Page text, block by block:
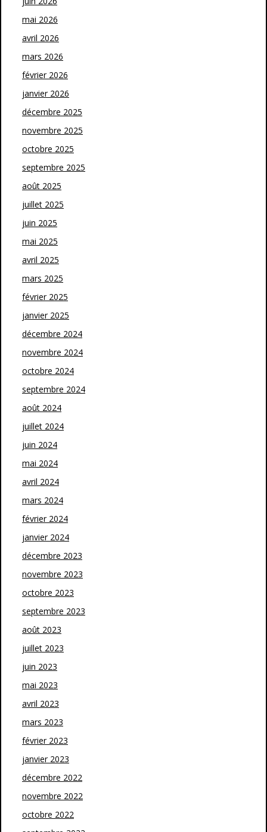
mai 2026
avril 2026
mars 2026
février 2026
janvier 2026
décembre 2025
novembre 2025
octobre 2025
septembre 2025
août 2025
juillet 2025
juin 2025
mai 2025
avril 2025
mars 2025
février 2025
janvier 2025
décembre 2024
novembre 2024
octobre 2024
septembre 2024
août 2024
juillet 2024
juin 2024
mai 2024
avril 2024
mars 2024
février 2024
janvier 2024
décembre 2023
novembre 2023
octobre 2023
septembre 2023
août 2023
juillet 2023
juin 2023
mai 2023
avril 2023
mars 2023
février 2023
janvier 2023
décembre 2022
novembre 2022
octobre 2022